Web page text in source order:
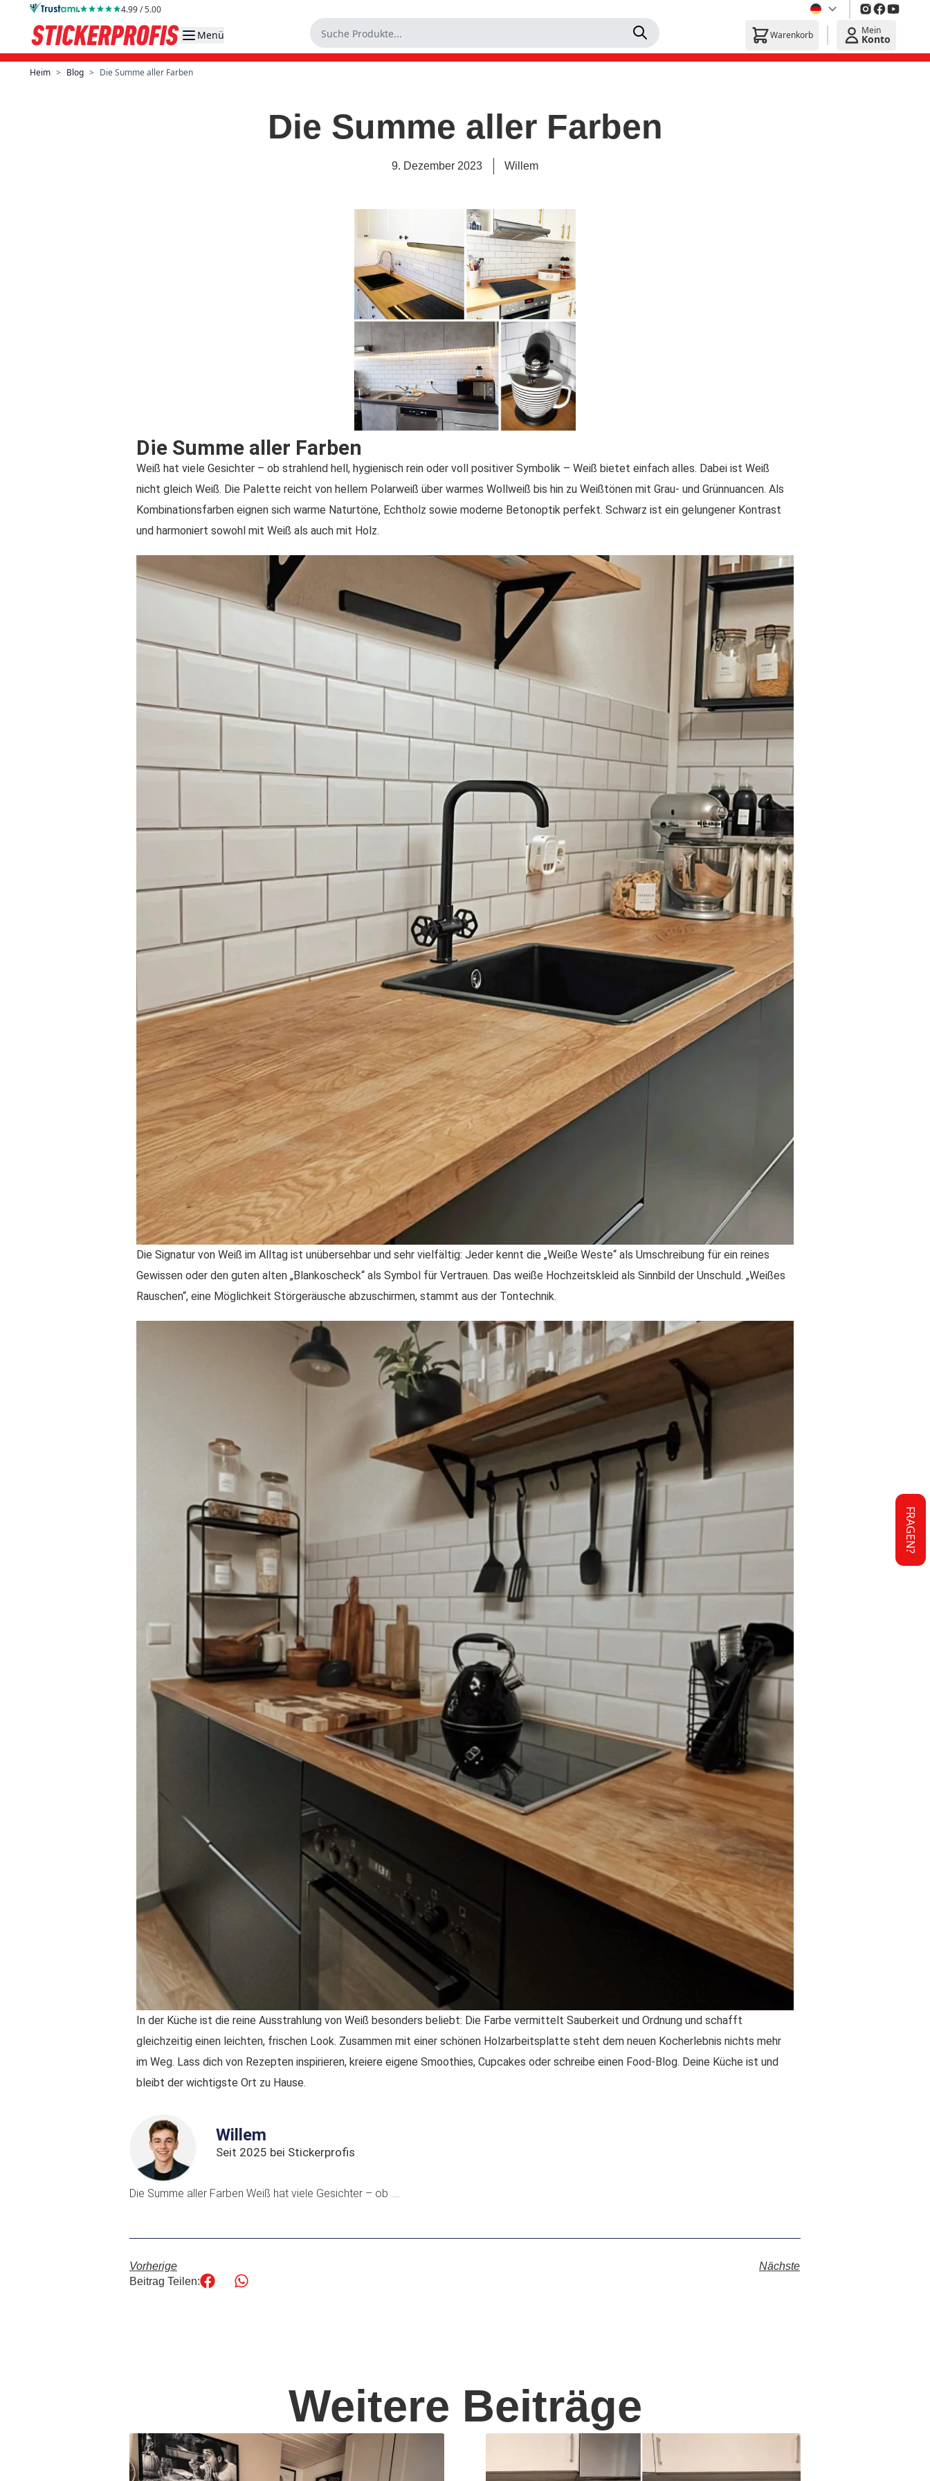
Direkt zum Inhalt 4.99 / 5.00
Menü Mein
Konto
Warenkorb
Heim > Blog > Die Summe aller Farben
Die Summe aller Farben
9. Dezember 2023 Willem
Die Summe aller Farben
Weiß hat viele Gesichter – ob strahlend hell, hygienisch rein oder voll positiver Symbolik – Weiß bietet einfach alles. Dabei ist Weiß
nicht gleich Weiß. Die Palette reicht von hellem Polarweiß über warmes Wollweiß bis hin zu Weißtönen mit Grau- und Grünnuancen. Als
Kombinationsfarben eignen sich warme Naturtöne, Echtholz sowie moderne Betonoptik perfekt. Schwarz ist ein gelungener Kontrast
und harmoniert sowohl mit Weiß als auch mit Holz.
Die Signatur von Weiß im Alltag ist unübersehbar und sehr vielfältig: Jeder kennt die „Weiße Weste“ als Umschreibung für ein reines
Gewissen oder den guten alten „Blankoscheck“ als Symbol für Vertrauen. Das weiße Hochzeitskleid als Sinnbild der Unschuld. „Weißes
Rauschen“, eine Möglichkeit Störgeräusche abzuschirmen, stammt aus der Tontechnik.
In der Küche ist die reine Ausstrahlung von Weiß besonders beliebt: Die Farbe vermittelt Sauberkeit und Ordnung und schafft
gleichzeitig einen leichten, frischen Look. Zusammen mit einer schönen Holzarbeitsplatte steht dem neuen Kocherlebnis nichts mehr
im Weg. Lass dich von Rezepten inspirieren, kreiere eigene Smoothies, Cupcakes oder schreibe einen Food-Blog. Deine Küche ist und
bleibt der wichtigste Ort zu Hause.
Willem
Seit 2025 bei Stickerprofis
Die Summe aller Farben Weiß hat viele Gesichter – ob ....
Vorherige
Nächste
Beitrag Teilen:
Weitere Beiträge
FRAGEN?